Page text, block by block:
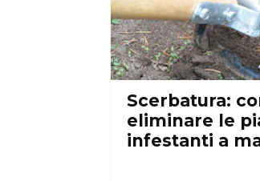
Scerbatura:
eliminare le
infestanti a